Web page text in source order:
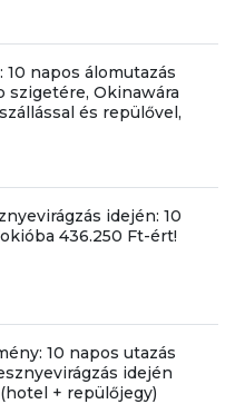
10 napos álomutazás
szigetére, Okinawára
és repülővel,
idején: 10
436.250 Ft-ért!
10 napos utazás
idején
+ repülőjegy)